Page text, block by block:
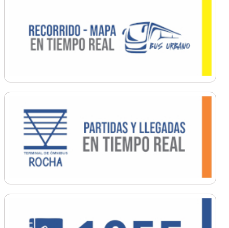
Ordenamiento
Promoción Social
Salud
Secretaría General